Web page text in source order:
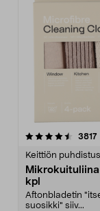
3817
Keittiön
kpl
Aftonbladetin
suosikki" siiv...
4.5viidestä